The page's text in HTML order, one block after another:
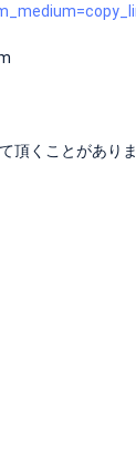
くことがあり